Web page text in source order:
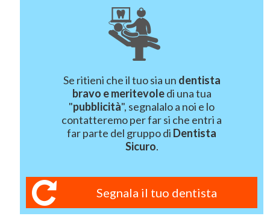
Se ritieni che il tuo sia un dentista
bravo e meritevoledi una tua
"pubblicità", segnalalo a noi e lo
contatteremo per far si che entri a
far parte del gruppo di Dentista
Sicuro.
Segnala il tuo dentista